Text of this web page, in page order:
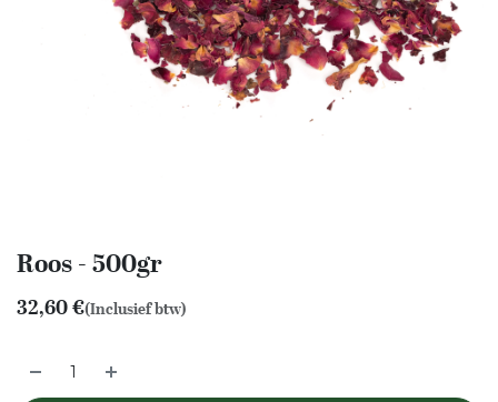
Roos - 500gr
32,60€(Inclusief btw)